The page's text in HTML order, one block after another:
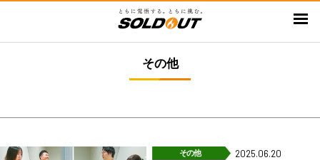
ン
ン
に
その他
その他 2025.06.20